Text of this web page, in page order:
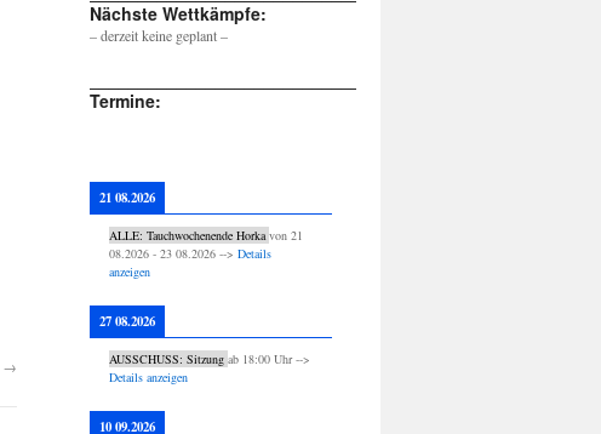
→
Nächste Wettkämpfe:
– derzeit keine geplant –
Termine:
21 08.2026
ALLE: Tauchwochenende Horka von 21
08.2026- 23 08.2026--> Details
anzeigen
27 08.2026
AUSSCHUSS: Sitzung ab 18:00Uhr -->
Details anzeigen
10 09.2026